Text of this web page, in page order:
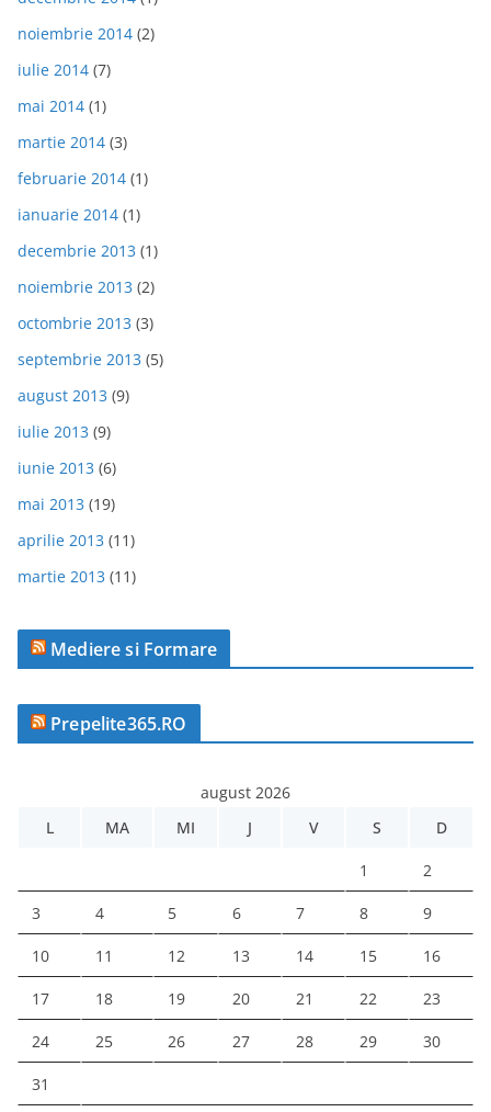
noiembrie 2014 (2)
iulie 2014 (7)
mai 2014 (1)
martie 2014 (3)
februarie 2014 (1)
ianuarie 2014 (1)
decembrie 2013 (1)
noiembrie 2013 (2)
octombrie 2013 (3)
septembrie 2013 (5)
august 2013 (9)
iulie 2013 (9)
iunie 2013 (6)
mai 2013 (19)
aprilie 2013 (11)
martie 2013 (11)
Mediere si Formare
Prepelite365.RO
august 2026
L
MA MI J V S D
1 2
3 4 5 6 7 8 9
10 11 12 13 14 15 16
17 18 19 20 21 22 23
24 25 26 27 28 29 30
31